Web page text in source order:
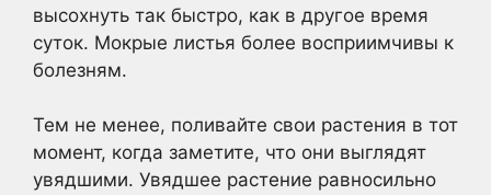
высохнуть так быстро, как в другое время
суток. Мокрые листья более восприимчивы к
болезням.
Тем не менее, поливайте свои растения в тот
момент, когда заметите, что они выглядят
увядшими. Увядшее растение равносильно